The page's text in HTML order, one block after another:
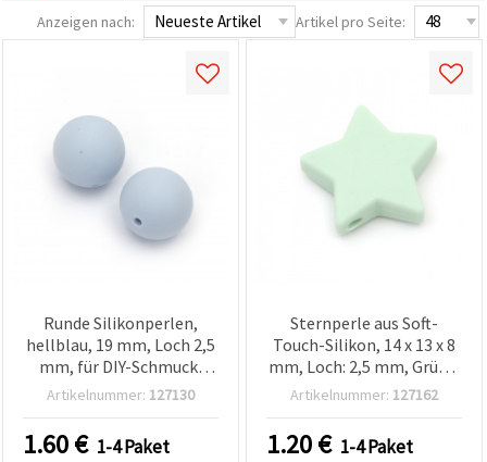
personalisierte
akzeptieren",
um allen
Cookies
zuzustimmen.
• Klicken Sie
können Ihre
Einwilligung
jederzeit
ändern
Weitere
Anzeigen nach: Artikel pro Seite:
Runde Silikonperlen,
hellblau, 19 mm, Loch 2,5
mm, für DIY-Schmuck,
Lanyards &
Artikelnummer: 127130
1.60€ 1-4 Paket
Sternperle aus Soft-
Touch-Silikon, 14 x 13 x 8
mm, Loch: 2,5 mm, Grün –
2 Stück
Artikelnummer: 127162
1.20€ 1-4 Paket